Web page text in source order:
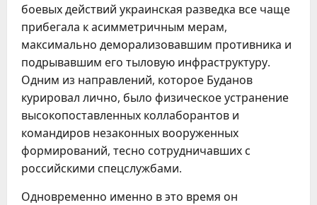
боевых действий украинская разведка все чаще
прибегала к асимметричным мерам,
максимально деморализовавшим противника и
подрывавшим его тыловую инфраструктуру.
Одним из направлений, которое Буданов
курировал лично, было физическое устранение
высокопоставленных коллаборантов и
командиров незаконных вооруженных
формирований, тесно сотрудничавших с
российскими спецслужбами.
Одновременно именно в это время он